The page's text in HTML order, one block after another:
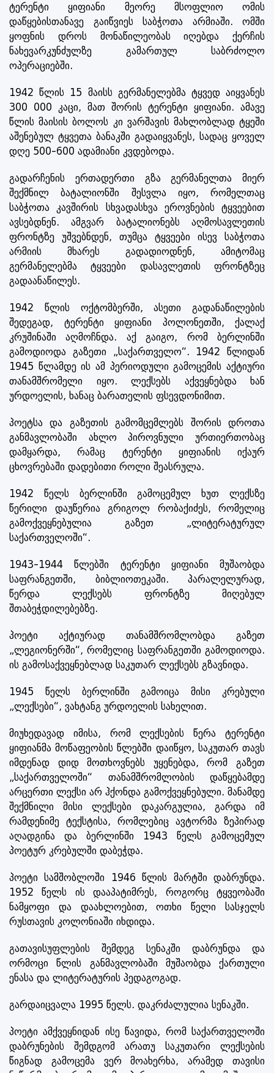
ტერენტი ყიფიანი მეორე მსოფლიო ომის
დაწყებისთანავე გაიწვიეს საბჭოთა არმიაში. ომში
ყოფნის დროს მონაწილეობას იღებდა ქერჩის
ნახევარკუნძულზე გამართულ საბრძოლო
ოპერაციებში.
1942 წლის 15 მაისს გერმანელებმა ტყვედ აიყვანეს
300 000 კაცი, მათ შორის ტერენტი ყიფიანი. ამავე
წლის მაისის ბოლოს კი ვარშავის მახლობლად ტყეში
აშენებულ ტყვეთა ბანაკში გადაიყვანეს, სადაც ყოველ
დღე 500-600 ადამიანი კვდებოდა.
გადარჩენის ერთადერთი გზა გერმანელთა მიერ
შექმნილ ბატალიონში შესვლა იყო, რომელთაც
საბჭოთა კავშირის სხვადასხვა ეროვნების ტყვეებით
ავსებდნენ. ამგვარ ბატალიონებს აღმოსავლეთის
ფრონტზე უშვებნდენ, თუმცა ტყვეები ისევ საბჭოთა
არმიის მხარეს გადადიოდნენ, ამიტომაც
გერმანელებმა ტყვეები დასავლეთის ფრონტზეც
გადაანაწილეს.
1942 წლის ოქტომბერში, ასეთი გადანაწილების
შედეგად, ტერენტი ყიფიანი პოლონეთში, ქალაქ
კრუშინაში აღმოჩნდა. აქ გაიგო, რომ ბერლინში
გამოდიოდა გაზეთი „საქართველო“. 1942 წლიდან
1945 წლამდე ის ამ პერიოდული გამოცემის აქტიური
თანამშრომელი იყო. ლექსებს აქვეყნებდა ხან
ურდოელის, ხანაც ბარათელის ფსევდონიმით.
პოეტსა და გაზეთის გამომცემლებს შორის დროთა
განმავლობაში ახლო პიროვნული ურთიერთობაც
დამყარდა, რამაც ტერენტი ყიფიანის იქაურ
ცხოვრებაში დადებითი როლი შეასრულა.
1942 წელს ბერლინში გამოცემულ ხუთ ლექსზე
წერილი დაუწერია გრიგოლ რობაქიძეს, რომელიც
გამოქვეყნებულია გაზეთ „ლიტერატურულ
საქართველოში“.
1943-1944 წლებში ტერენტი ყიფიანი მუშაობდა
საფრანგეთში, ბიბლიოთეკაში. პარალელურად,
წერდა ლექსებს ფრონტზე მიღებულ
შთაბეჭდილებებზე.
პოეტი აქტიურად თანამშრომლობდა გაზეთ
„ლეგიონერში“, რომელიც საფრანგეთში გამოდიოდა.
ის გამოსაქვეყნებლად საკუთარ ლექსებს გზავნიდა.
1945 წელს ბერლინში გამოიცა მისი კრებული
„ლექსები“, ვახტანგ ურდოელის სახელით.
მიუხედავად იმისა, რომ ლექსების წერა ტერენტი
ყიფიანმა მოწაფეობის წლებში დაიწყო, საკუთარ თავს
იმდენად დიდ მოთხოვნებს უყენებდა, რომ გაზეთ
„საქართველოში“ თანამშრომლობის დაწყებამდე
არცერთი ლექსი არ ჰქონდა გამოქვეყნებული. მანამდე
შექმნილი მისი ლექსები დაკარგულია, გარდა იმ
რამდენიმე ტექსტისა, რომლებიც ავტორმა ზეპირად
აღადგინა და ბერლინში 1943 წელს გამოცემულ
პოეტურ კრებულში დაბეჭდა.
პოეტი სამშობლოში 1946 წლის მარტში დაბრუნდა.
1952 წელს ის დააპატიმრეს, როგორც ტყვეობაში
ნამყოფი და დაახლოებით, ოთხი წელი სასჯელს
რუსთავის კოლონიაში იხდიდა.
გათავისუფლების შემდეგ სენაკში დაბრუნდა და
ორმოცი წლის განმავლობაში მუშაობდა ქართული
ენასა და ლიტერატურის პედაგოგად.
გარდაიცვალა 1995 წელს. დაკრძალულია სენაკში.
პოეტი ამქვეყნიდან ისე წავიდა, რომ საქართველოში
დაბრუნების შემდგომ არათუ საკუთარი ლექსების
წიგნად გამოცემა ვერ მოახერხა, არამედ თავისი